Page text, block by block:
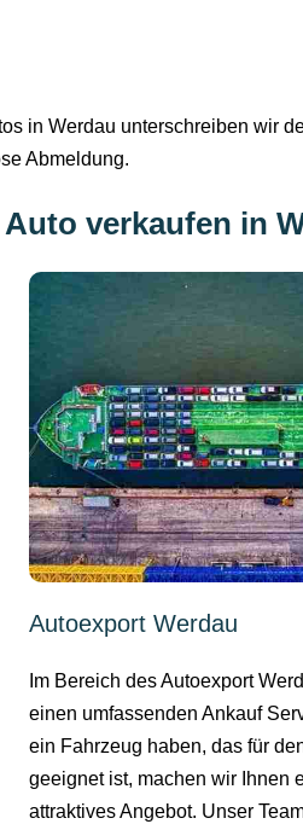
in Werdau unterschreiben wir
Abmeldung.
verkaufen in
Autoexport Werdau
Im Bereich des Autoexport
einen umfassenden Ankauf
ein Fahrzeug haben, das für
geeignet ist, machen wir Ihnen
attraktives Angebot. Unser